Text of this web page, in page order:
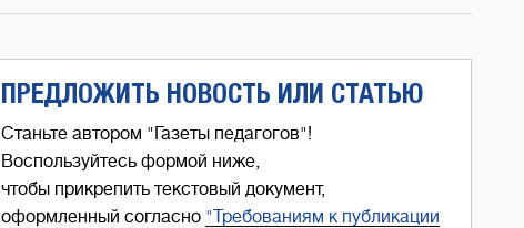
ПРЕДЛОЖИТЬ НОВОСТЬ ИЛИ СТАТЬЮ
Станьте автором "Газеты педагогов"!
Воспользуйтесь формой ниже,
чтобы прикрепить текстовый документ,
оформленный согласно "Требованиям к публикации